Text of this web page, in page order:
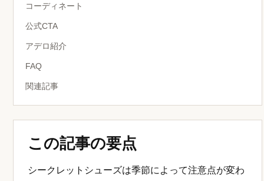
コーディネート
公式CTA
アデロ紹介
FAQ
関連記事
この記事の要点
シークレットシューズは季節によって注意点が変わ